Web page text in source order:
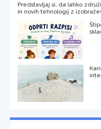
Predstavljaj si, da lahko
in novih tehnologij z